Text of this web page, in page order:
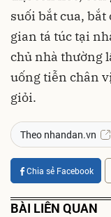
suối bắt cua,
gian tá túc tại
chủ nhà thường
uống tiễn chân
giỏi.
Theo nhandan.vn
Chia sẻ Facebook
BÀI LIÊN QUAN